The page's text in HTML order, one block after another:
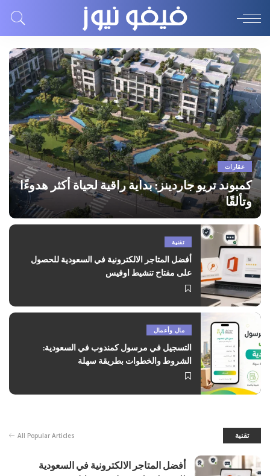
عقارات
كمبوند تريو جاردينز: بداية راقية لحياة أكثر هدوءًا
وتألقًا
by
Beshoy
تقنية
أفضل المتاجر الالكترونية في السعودية للحصول
على مفتاح تنشيط اوفيس
مال وأعمال
التسجيل في مرسول كمندوب في السعودية:
الشروط والخطوات بطريقة سهلة
تقنية All Popular Articles
أفضل المتاجر الالكترونية في السعودية